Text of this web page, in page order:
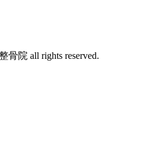
院 all rights reserved.